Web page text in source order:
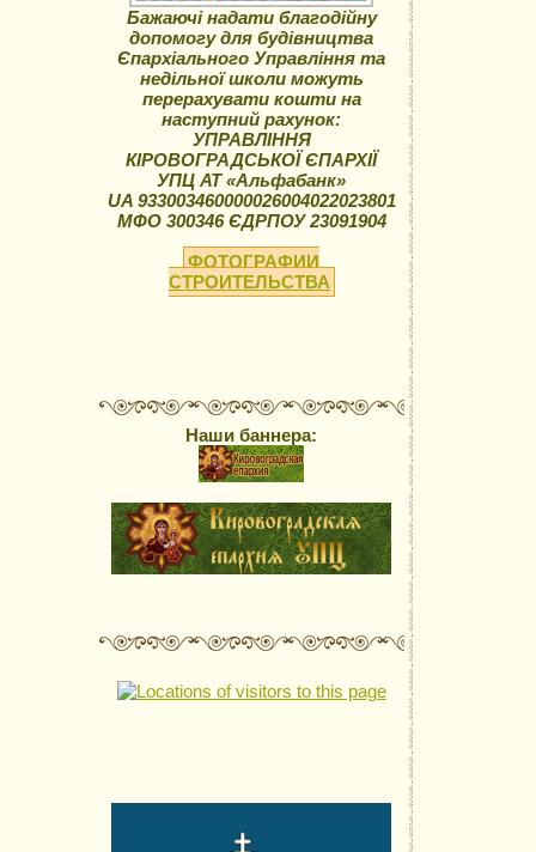
Бажаючі надати благодійну
допомогу для будівництва
Єпархіального Управління та
недільної школи можуть
перерахувати кошти на
наступний рахунок:
УПРАВЛІННЯ
КІРОВОГРАДСЬКОЇ ЄПАРХІЇ
УПЦ АТ «Альфабанк»
UA 933003460000026004022023801
МФО 300346 ЄДРПОУ 23091904
ФОТОГРАФИИ
СТРОИТЕЛЬСТВА
Наши баннера: